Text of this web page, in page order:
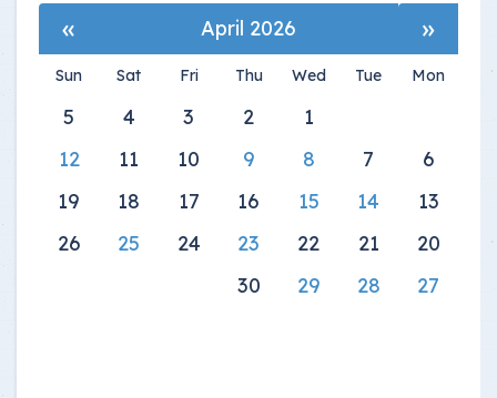
«
April 2026
»
Mon
Tue
Wed
Thu
Fri
Sat
Sun
1
2
3
4
5
6
7
8
9
10
11
12
13
14
15
16
17
18
19
20
21
22
23
24
25
26
27
28
29
30